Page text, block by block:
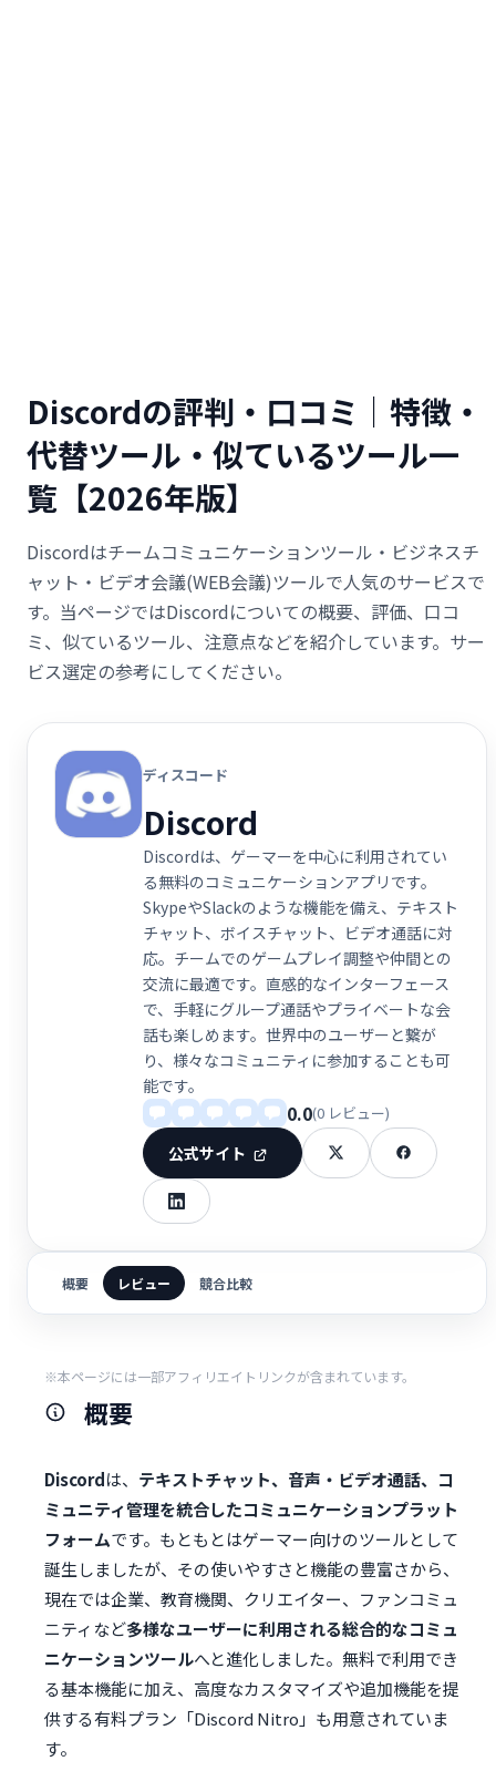
Discordの評判・口コミ｜特徴・
代替ツール・似ているツール一
覧【2026年版】
Discordはチームコミュニケーションツール・ビジネスチ
ャット・ビデオ会議(WEB会議)ツールで人気のサービスで
す。当ページではDiscordについての概要、評価、口コ
ミ、似ているツール、注意点などを紹介しています。サー
ビス選定の参考にしてください。
ディスコード
Discord
Discordは、ゲーマーを中心に利用されてい
る無料のコミュニケーションアプリです。
SkypeやSlackのような機能を備え、テキスト
チャット、ボイスチャット、ビデオ通話に対
応。チームでのゲームプレイ調整や仲間との
交流に最適です。直感的なインターフェース
で、手軽にグループ通話やプライベートな会
話も楽しめます。世界中のユーザーと繋が
り、様々なコミュニティに参加することも可
能です。
0.0(0 レビュー)
公式サイト
概要 レビュー 競合比較
※本ページには一部アフィリエイトリンクが含まれています。
概要
Discordは、 テキストチャット、音声・ビデオ通話、コ
ミュニティ管理を統合したコミュニケーションプラット
フォームです。もともとはゲーマー向けのツールとして
誕生しましたが、その使いやすさと機能の豊富さから、
現在では企業、教育機関、クリエイター、ファンコミュ
ニティなど多様なユーザーに利用される総合的なコミュ
ニケーションツールへと進化しました。無料で利用でき
る基本機能に加え、高度なカスタマイズや追加機能を提
供する有料プラン「Discord Nitro」も用意されていま
す。